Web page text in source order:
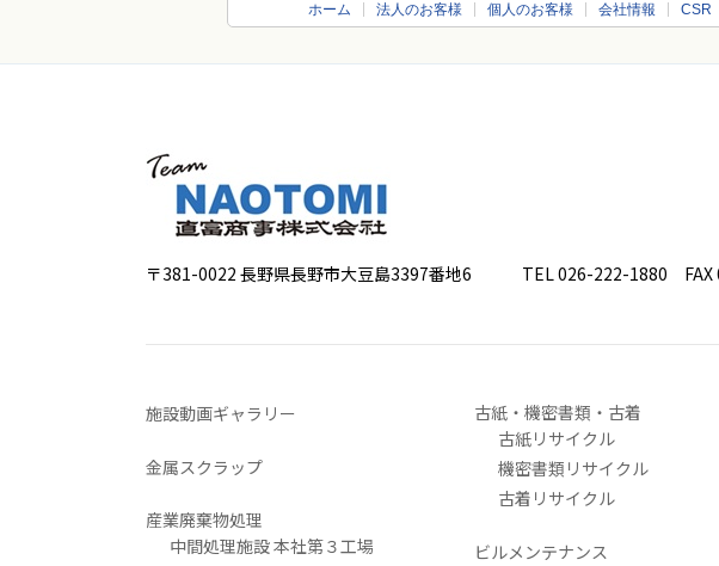
ホーム 法人のお客様 個人のお客様 会社情報 CSR
〒381-0022 長野県長野市大豆島3397番地6 TEL 026-222-1880 FAX
施設動画ギャラリー
金属スクラップ
産業廃棄物処理
中間処理施設 本社第３工場
古紙・機密書類・古着
古紙リサイクル
機密書類リサイクル
古着リサイクル
ビルメンテナンス